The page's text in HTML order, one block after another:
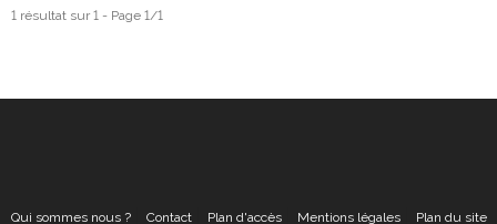
1 résultat sur 1 - Page 1/1
Qui sommes nous ? Contact Plan d'accès Mentions légales Plan du site